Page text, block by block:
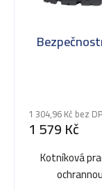
1 304,96 Kč bez
1 579 Kč
Kotníková